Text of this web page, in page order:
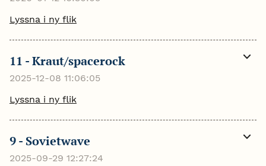
Lyssna i ny flik
11 - Kraut/spacerock
2025-12-08 11:06:05
Lyssna i ny flik
Visa
9 - Sovietwave
2025-09-29 12:27:24
Visa